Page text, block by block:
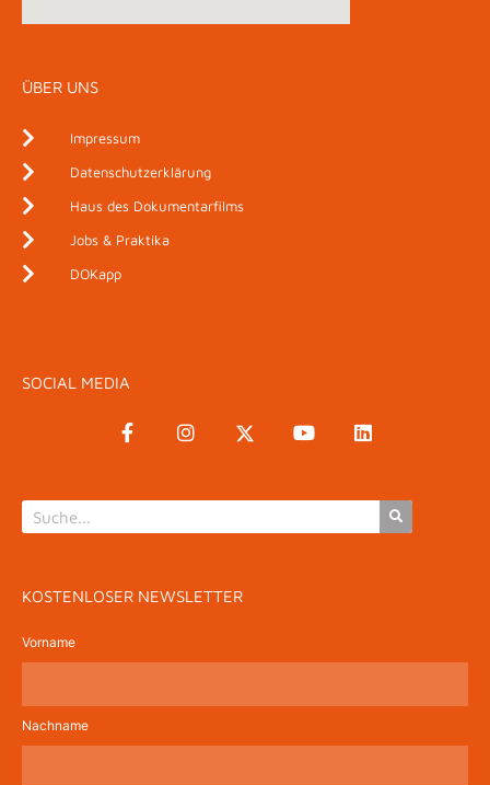
ÜBER UNS
Impressum
Datenschutzerklärung
Haus des Dokumentarfilms
Jobs & Praktika
DOKapp
SOCIAL MEDIA
KOSTENLOSER NEWSLETTER
Vorname
Nachname